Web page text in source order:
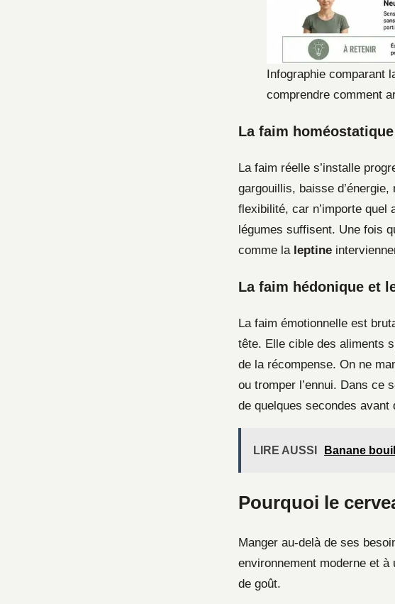
Infographie comparant
comprendre comment
La faim
La faim réelle s’installe
gargouillis, baisse
flexibilité, car n’importe quel
légumes suffisent. Une fois
comme la leptine
La faim hédonique et
La faim émotionnelle est
tête. Elle cible des aliments
de la récompense. On ne
ou tromper l’ennui. Dans ce
de quelques secondes
LIRE AUSSI Banane
Pourquoi le
Manger au-delà de ses
environnement moderne et à
de goût.